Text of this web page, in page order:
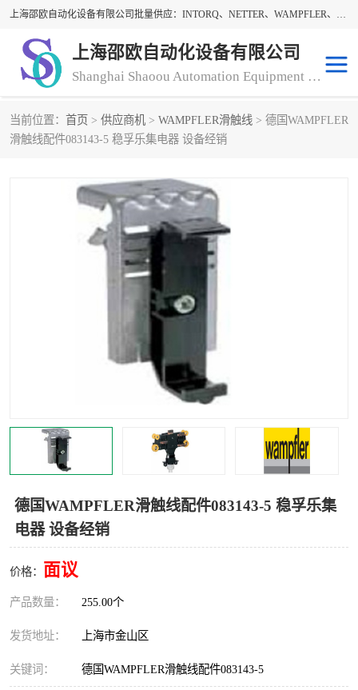
上海邵欧自动化设备有限公司批量供应：INTORQ、NETTER、WAMPFLER、WARNER、WICHITA、三菱离合器、warner离合器、NETTER振动器、WAMPFLER滑触线。上海邵欧自动化设备有限公司提供创新技术与产品解决方案，让客户享有高性价比，优质的产品和服务，我们坚持以持续技术和服务创新为客户不断创造价值。欢迎来电咨询！
上海邵欧自动化设备有限公司
Shanghai Shaoou Automation Equipment Co., Ltd
当前位置： 首页 > 供应商机 > WAMPFLER滑触线 > 德国WAMPFLER
滑触线配件083143-5 稳孚乐集电器 设备经销
德国WAMPFLER滑触线配件083143-5 稳孚乐集
电器 设备经销
价格： 面议
产品数量： 255.00个
发货地址： 上海市金山区
关键词： 德国WAMPFLER滑触线配件083143-5
warner离合器 LENZE
三菱离合器
DAYTON
carlson制动器
STEARNS制动器
WICHITA Cleveland 张力控制器
MYCOM步进电机
Warner Linear